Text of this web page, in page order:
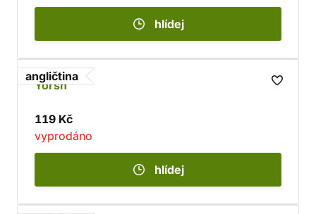
hlídej
angličtina
Yorsh
119 Kč
vyprodáno
hlídej